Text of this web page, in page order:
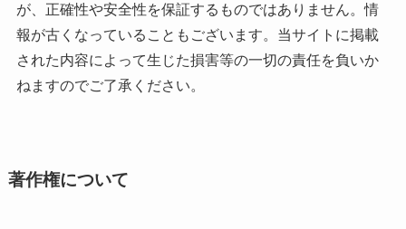
が、正確性や安全性を保証するものではありません。情
報が古くなっていることもございます。当サイトに掲載
された内容によって生じた損害等の一切の責任を負いか
ねますのでご了承ください。
著作権について